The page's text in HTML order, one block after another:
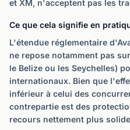
et XM, n'acceptent pas les
Ce que cela signifie en
L'étendue réglementaire
ne repose notamment pas
le Belize ou les Seychelles)
internationaux. Bien que
inférieur à celui des
contrepartie est des
recours nettement plus